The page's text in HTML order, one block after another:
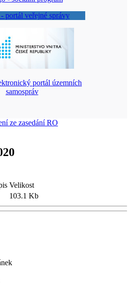
ze zasedání RO
Velikost
103.1 Kb